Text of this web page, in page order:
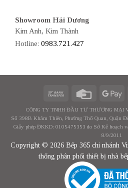
Showroom Hải Dương
Kim Anh, Kim Thành
Hotline: 0983.721.427
CÔNG TY TNHH ĐẦU TƯ THƯƠNG MẠI
Số 398B Khâm Thiên, Phường Thổ Quan, Quận
Giấy phép ĐKKD: 0105475353 do Sở Kế hoạch
8/9/2011
Copyright © 2026 Bếp 365 chi nhánh
thống phân phối thiết bị nhà